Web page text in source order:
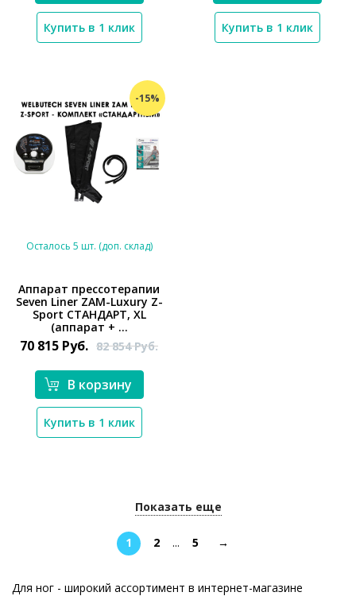
Купить в 1 клик Купить в 1 клик
-15%
*}
Осталось 5 шт. (доп. склад)
Аппарат прессотерапии
Seven Liner ZAM-Luxury Z-
Sport СТАНДАРТ, XL
(аппарат + ...
70 815 Руб. 82 854Руб.
В корзину
Купить в 1 клик
Показать еще
1 2 ... 5 →
Для ног - широкий ассортимент в интернет-магазине